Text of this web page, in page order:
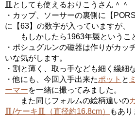
皿としても使えるおりこうさん＾＾
・カップ、ソーサーの裏側に【
に【63】の数字が入っていますが、
もしかしたら1963年製ということ
・ポシュグルンの磁器は作りがカッ
いな気がします。
・割と薄く、取っ手なども細く繊細
・他にも、今回入手出来たポット と
ーマーを一緒に撮ってみました。
また同じフォルムの絵柄違いの
皿/ケーキ皿（直径約16.8cm）
もあり